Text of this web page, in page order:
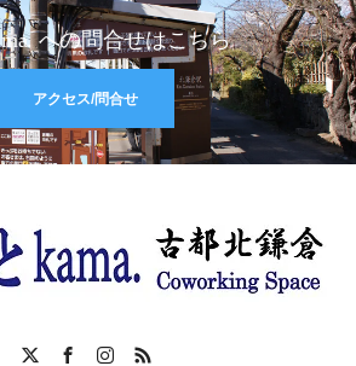
への問合せはこちら
アクセス/問合せ
FacebookInstagram